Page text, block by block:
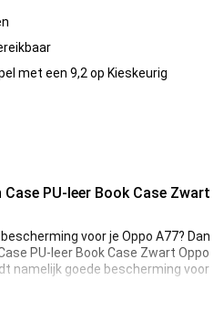
met een 9,2 op Kieskeurig
PU-leer Book Case Zwart
voor je Oppo A77? Dan
PU-leer Book Case Zwart Oppo
namelijk goede bescherming voor
of wat briefgeld heb je altijd